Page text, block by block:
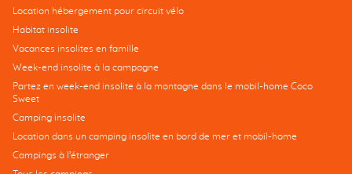
Location hébergement pour circuit vélo
Habitat insolite
Vacances insolites en famille
Week-end insolite à la campagne
Partez en week-end insolite à la montagne dans le mobil-home Coco
Sweet
Camping insolite
Location dans un camping insolite en bord de mer et mobil-home
Campings à l’étranger